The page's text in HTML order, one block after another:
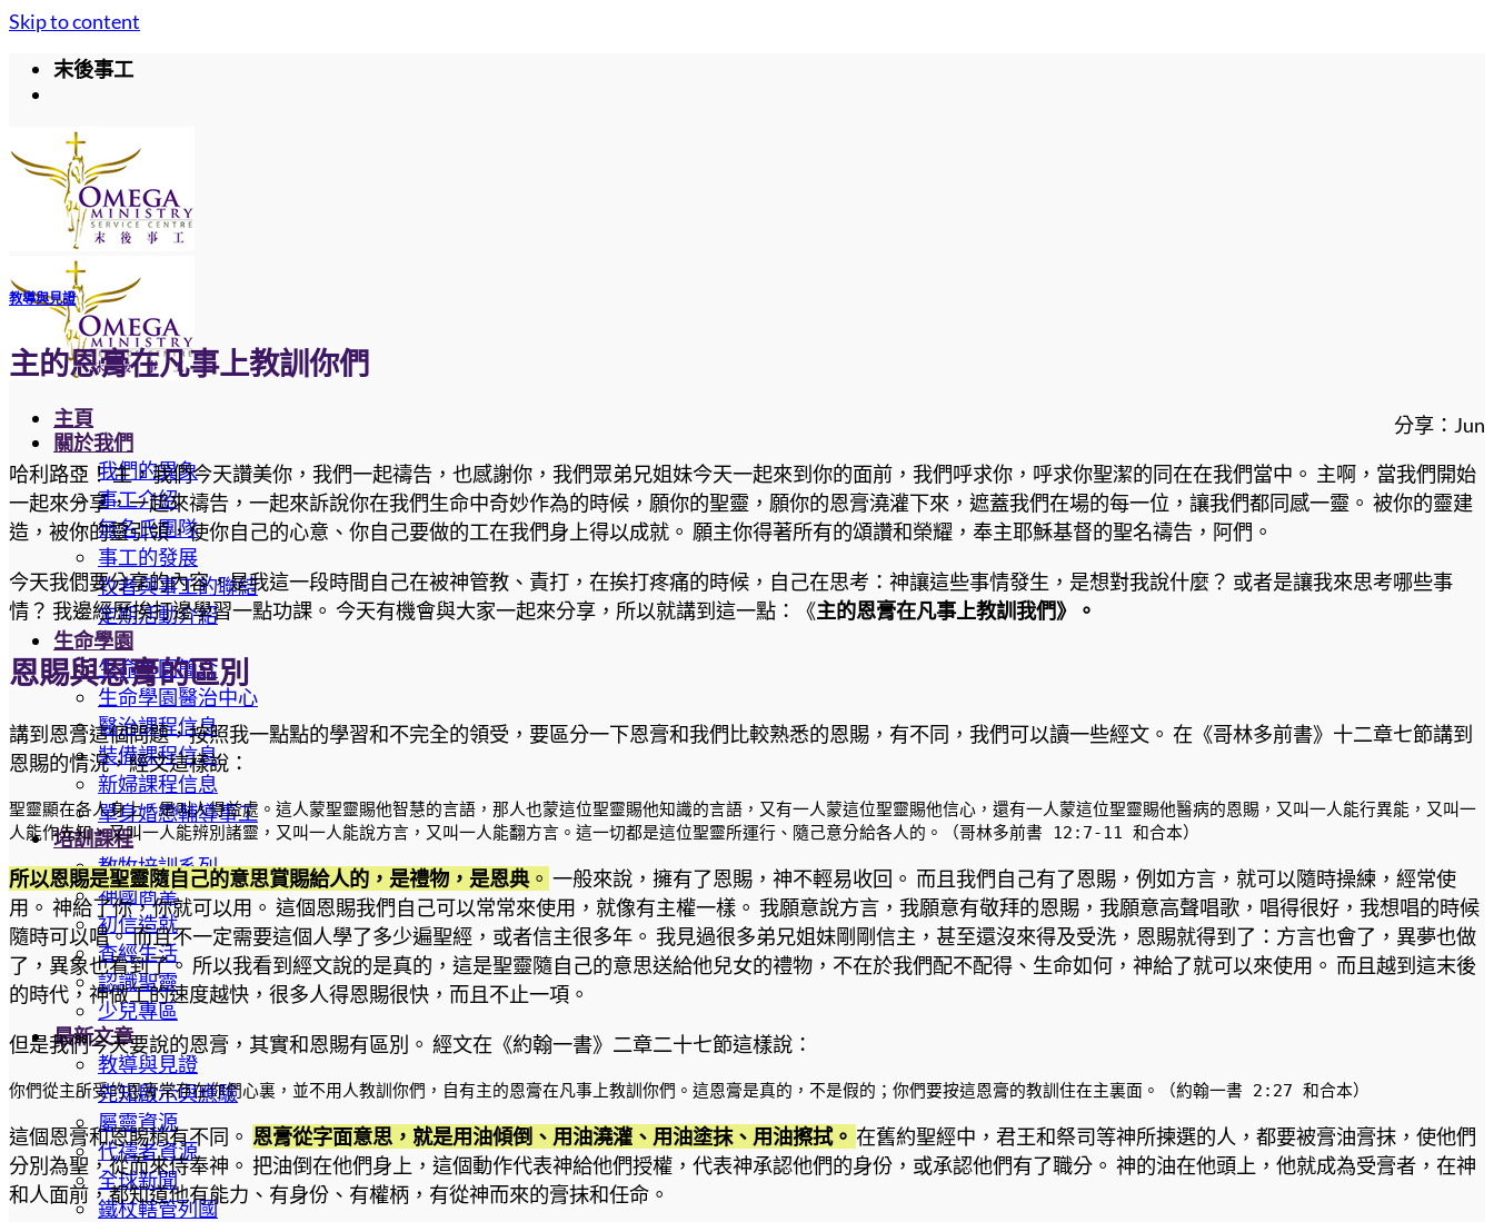
Skip to content
末後事工
主頁
關於我們
我們的異象
事工介紹
無名氏團隊
事工的發展
牧者與事工的聯結
定期活動介紹
生命學園
生命學園簡介
生命學園醫治中心
醫治課程信息
裝備課程信息
新婦課程信息
單身婚戀輔導事工
培訓課程
教牧培訓系列
神國商業
初信造就
查經生活
認識聖靈
少兒專區
最新文章
教導與見證
先知啟示與應驗
屬靈資源
代禱者資源
全球新聞
鐵杖轄管列國
教導與見證
主的恩膏在凡事上教訓你們
分享：Jun
哈利路亞！ 主，我們今天讚美你，我們一起禱告，也感謝你，我們眾弟兄姐妹今天一起來到你的面前，我們呼求你，呼求你聖潔的同在在我們當中。 主啊，當我們開始
一起來分享，一起來禱告，一起來訴說你在我們生命中奇妙作為的時候，願你的聖靈，願你的恩膏澆灌下來，遮蓋我們在場的每一位，讓我們都同感一靈。 被你的靈建
造，被你的靈引領，使你自己的心意、你自己要做的工在我們身上得以成就。 願主你得著所有的頌讚和榮耀，奉主耶穌基督的聖名禱告，阿們。
今天我們要分享的內容，是我這一段時間自己在被神管教、責打，在挨打疼痛的時候，自己在思考：神讓這些事情發生，是想對我說什麼？ 或者是讓我來思考哪些事
情？ 我邊經歷挨打邊學習一點功課。 今天有機會與大家一起來分享，所以就講到這一點：《主的恩膏在凡事上教訓我們》。
恩賜與恩膏的區別
講到恩膏這個問題，按照我一點點的學習和不完全的領受，要區分一下恩膏和我們比較熟悉的恩賜，有不同，我們可以讀一些經文。 在《哥林多前書》十二章七節講到
恩賜的情況，經文這樣說：
聖靈顯在各人身上，是叫人得益處。這人蒙聖靈賜他智慧的言語，那人也蒙這位聖靈賜他知識的言語，又有一人蒙這位聖靈賜他信心，還有一人蒙這位聖靈賜他醫病的恩賜，又叫一人能行異能，又叫一
人能作先知，又叫一人能辨別諸靈，又叫一人能說方言，又叫一人能翻方言。這一切都是這位聖靈所運行、隨己意分給各人的。（哥林多前書 12:7-11 和合本）
所以恩賜是聖靈隨自己的意思賞賜給人的，是禮物，是恩典。 一般來說，擁有了恩賜，神不輕易收回。 而且我們自己有了恩賜，例如方言，就可以隨時操練，經常使
用。 神給了你，你就可以用。 這個恩賜我們自己可以常常來使用，就像有主權一樣。 我願意說方言，我願意有敬拜的恩賜，我願意高聲唱歌，唱得很好，我想唱的時候
隨時可以唱。 而且不一定需要這個人學了多少遍聖經，或者信主很多年。 我見過很多弟兄姐妹剛剛信主，甚至還沒來得及受洗，恩賜就得到了：方言也會了，異夢也做
了，異象也看到了。 所以我看到經文說的是真的，這是聖靈隨自己的意思送給他兒女的禮物，不在於我們配不配得、生命如何，神給了就可以來使用。 而且越到這末後
的時代，神做工的速度越快，很多人得恩賜很快，而且不止一項。
但是我們今天要說的恩膏，其實和恩賜有區別。 經文在《約翰一書》二章二十七節這樣說：
你們從主所受的恩膏常存在你們心裏，並不用人教訓你們，自有主的恩膏在凡事上教訓你們。這恩膏是真的，不是假的；你們要按這恩膏的教訓住在主裏面。（約翰一書 2:27 和合本）
這個恩膏和恩賜稍有不同。 恩膏從字面意思，就是用油傾倒、用油澆灌、用油塗抹、用油擦拭。 在舊約聖經中，君王和祭司等神所揀選的人，都要被膏油膏抹，使他們
分別為聖，從而來侍奉神。 把油倒在他們身上，這個動作代表神給他們授權，代表神承認他們的身份，或承認他們有了職分。 神的油在他頭上，他就成為受膏者，在神
和人面前，都知道他有能力、有身份、有權柄，有從神而來的膏抹和任命。